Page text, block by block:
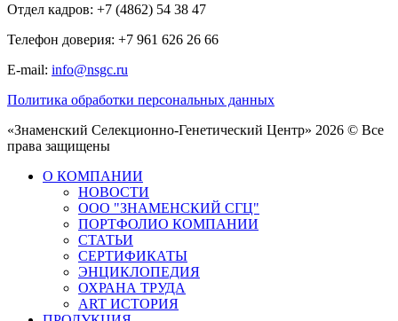
Отдел кадров: +7 (4862) 54 38 47
Телефон доверия: +7 961 626 26 66
E-mail: info@nsgc.ru
Политика обработки персональных данных
«Знаменский Селекционно-Генетический Центр» 2026 © Все
права защищены
О КОМПАНИИ
НОВОСТИ
ООО "ЗНАМЕНСКИЙ СГЦ"
ПОРТФОЛИО КОМПАНИИ
СТАТЬИ
СЕРТИФИКАТЫ
ЭНЦИКЛОПЕДИЯ
ОХРАНА ТРУДА
ART ИСТОРИЯ